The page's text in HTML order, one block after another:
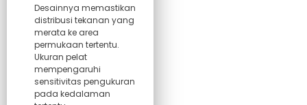
Desainnya memastikan
distribusi tekanan yang
merata ke area
permukaan tertentu.
Ukuran pelat
mempengaruhi
sensitivitas pengukuran
pada kedalaman